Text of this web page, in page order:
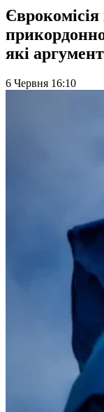
які
6 Червня 16:10